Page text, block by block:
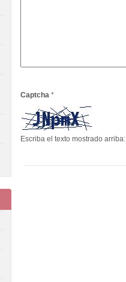
Captcha *
Escriba el texto mostrado arriba: